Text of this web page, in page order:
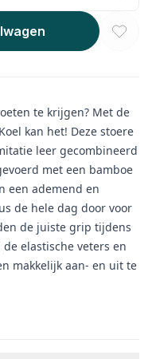
te krijgen? Met de
kan het! Deze stoere
leer gecombineerd
met een bamboe
een ademend en
de hele dag door voor
de juiste grip tijdens
elastische veters en
makkelijk aan- en uit te